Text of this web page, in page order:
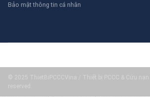
Bảo mật thông tin cá nhân
© 2025 ThietBiPCCCVina / Thiết bị PCCC & Cứu
reserved.